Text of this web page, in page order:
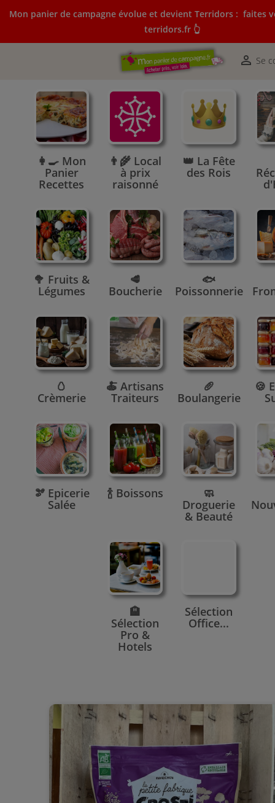
Mon panier de campagne évolue et devient Terridors : faites
terridors.fr 👆
 Se
Mon panier de campagne évolue et devient Terridors:
courses sur terridors.fr 👆
👩‍🍳 Mon
Panier
Recettes
👨‍🌾 Local
à prix
raisonné
👑 La Fête
des Rois
🥦 Fruits &
Légumes
🥩
Boucherie
🐟
Poissonnerie
🥚
Crèmerie
🍝 Artisans
Traiteurs
🥖
Boulangerie
🍪
🫘 Epicerie
Salée
🍾 Boissons 🧼
Droguerie
& Beauté
🏨
Sélection
Pro &
Hotels
Sélection
Office...